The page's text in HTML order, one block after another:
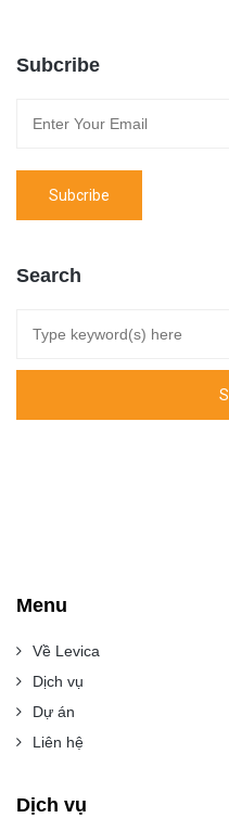
Subcribe
Search
Menu
Về Levica
Dịch vụ
Dự án
Liên hệ
Dịch vụ